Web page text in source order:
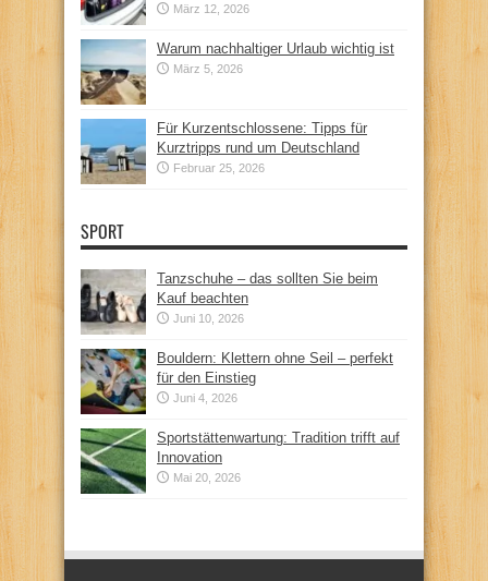
März 12, 2026
Warum nachhaltiger Urlaub wichtig ist
März 5, 2026
Für Kurzentschlossene: Tipps für
Kurztripps rund um Deutschland
Februar 25, 2026
SPORT
Tanzschuhe – das sollten Sie beim
Kauf beachten
Juni 10, 2026
Bouldern: Klettern ohne Seil – perfekt
für den Einstieg
Juni 4, 2026
Sportstättenwartung: Tradition trifft auf
Innovation
Mai 20, 2026